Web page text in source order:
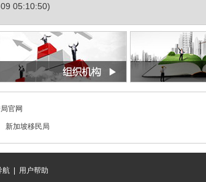
05:10:50)
官网
新加坡移民局
航 | 用户帮助